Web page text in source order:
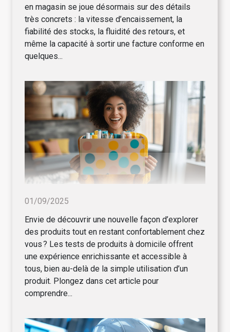
en magasin se joue désormais sur des détails
très concrets : la vitesse d’encaissement, la
fiabilité des stocks, la fluidité des retours, et
même la capacité à sortir une facture conforme en
quelques...
01/09/2025
Envie de découvrir une nouvelle façon d’explorer
des produits tout en restant confortablement chez
vous ? Les tests de produits à domicile offrent
une expérience enrichissante et accessible à
tous, bien au-delà de la simple utilisation d’un
produit. Plongez dans cet article pour
comprendre...